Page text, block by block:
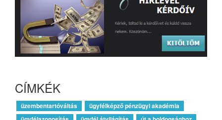
CÍMKÉK
üzembentartóváltás
ügyfélképző pénzügyi akadémia